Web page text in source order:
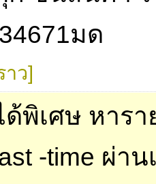
มด
ว]
ด้พิเศษ หารา
-time ผ่าน